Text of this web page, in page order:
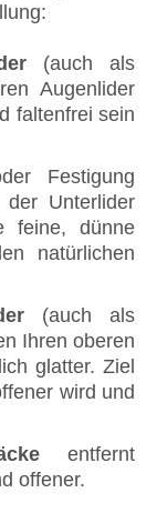
(auch als
Augenlider
faltenfrei sein
Festigung
Unterlider
feine, dünne
natürlichen
(auch als
Ihren oberen
glatter. Ziel
wird und
entfernt
offener.